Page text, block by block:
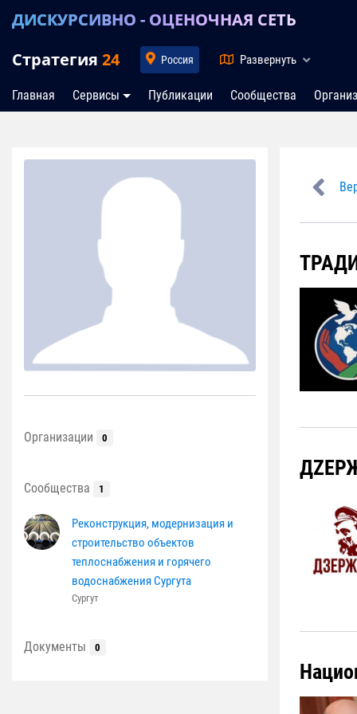
ДИСКУРСИВНО - ОЦЕНОЧНАЯ СЕТЬ
Стратегия 24 Россия Развернуть
Главная Сервисы Публикации Сообщества
Организации 0
Сообщества 1
Реконструкция, модернизация и
строительство объектов
теплоснабжения и горячего
водоснабжения Сургута
Сургут
Документы 0